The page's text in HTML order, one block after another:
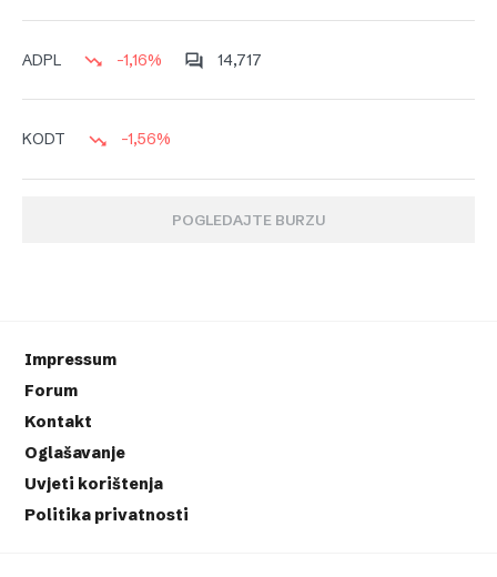
ADPL -1,16% 14,717
KODT -1,56%
POGLEDAJTE BURZU
Impressum
Forum
Kontakt
Oglašavanje
Uvjeti korištenja
Politika privatnosti